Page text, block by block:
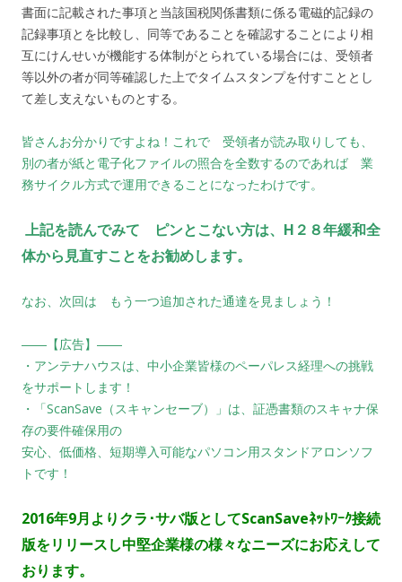
書面に記載された事項と当該国税関係書類に係る電磁的記録の
記録事項とを比較し、同等であることを確認することにより相
互にけんせいが機能する体制がとられている場合には、受領者
等以外の者が同等確認した上でタイムスタンプを付すこととし
て差し支えないものとする。
皆さんお分かりですよね！これで 受領者が読み取りしても、
別の者が紙と電子化ファイルの照合を全数するのであれば 業
務サイクル方式で運用できることになったわけです。
上記を読んでみて ピンとこない方は、H２８年緩和全
体から見直すことをお勧めします。
なお、次回は もう一つ追加された通達を見ましょう！
――【広告】――
・アンテナハウスは、中小企業皆様のペーパレス経理への挑戦
をサポートします！
・「ScanSave（スキャンセーブ）」は、証憑書類のスキャナ保
存の要件確保用の
安心、低価格、短期導入可能なパソコン用スタンドアロンソフ
トです！
2016年9月よりクラ･サバ版としてScanSaveﾈｯﾄﾜｰｸ接続
版をリリースし中堅企業様の様々なニーズにお応えして
おります。